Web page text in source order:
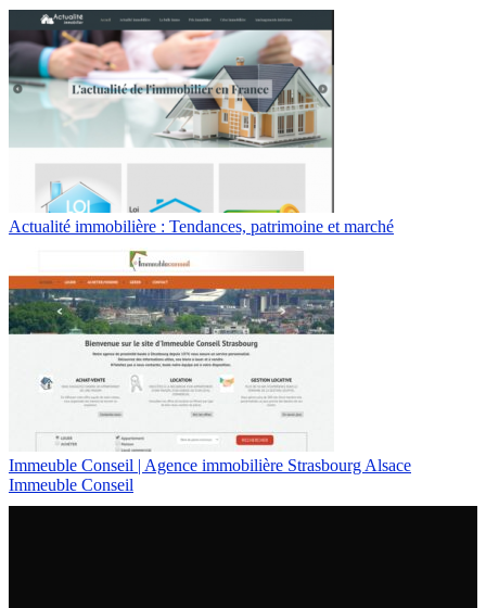
Actualité immobilière : Tendances, patrimoine et marché
Immeuble Conseil | Agence immobilière Strasbourg Alsace
Immeuble Conseil